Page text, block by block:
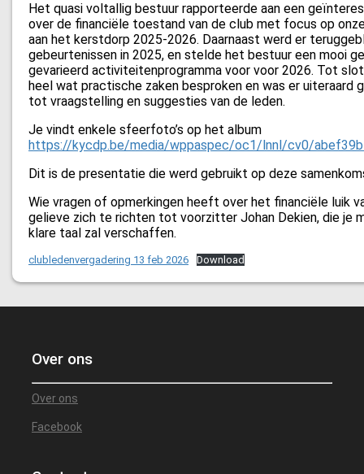
Het quasi voltallig bestuur rapporteerde aan een
over de financiële toestand van de club met focus op
aan het kerstdorp 2025-2026. Daarnaast werd er
gebeurtenissen in 2025, en stelde het bestuur een mooi
gevarieerd activiteitenprogramma voor voor 2026. Tot
heel wat practische zaken besproken en was er uiteraard
tot vraagstelling en suggesties van de leden.
Je vindt enkele sfeerfoto’s op het album
https://kycdp.be/media/wppaspec/oc1/lnnl/cv0/
Dit is de presentatie die werd gebruikt op deze
Wie vragen of opmerkingen heeft over het financiële luik
gelieve zich te richten tot voorzitter Johan Dekien, die je
klare taal zal verschaffen.
clubledenvergadering 13 feb 2026 Download
Over ons
Over ons
Facebook